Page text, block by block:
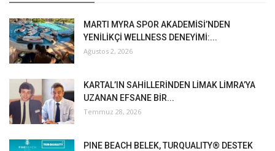
MARTI MYRA SPOR AKADEMİSİ’NDEN
YENİLİKÇİ WELLNESS DENEYİMİ:...
Ağustos 2, 2026
KARTAL’IN SAHİLLERİNDEN LİMAK LİMRA’YA
UZANAN EFSANE BİR...
Temmuz 28, 2026
PINE BEACH BELEK, TURQUALITY® DESTEK